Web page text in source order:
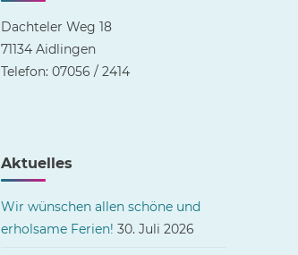
Dachteler Weg 18
71134 Aidlingen
Telefon: 07056 / 2414
Aktuelles
Wir wünschen allen schöne und
erholsame Ferien! 30. Juli 2026